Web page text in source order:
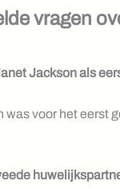
vragen
Jackson als
was voor het eerst